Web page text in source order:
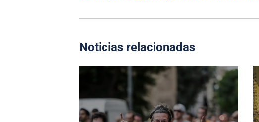
Noticias relacionadas